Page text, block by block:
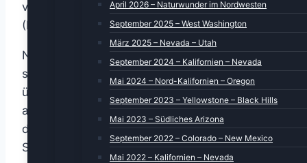
April 2026 – Naturwunder im Nordwesten
September 2025 – West Washington
März 2025 – Nevada – Utah
September 2024 – Kalifornien – Nevada
Mai 2024 – Nord-Kalifornien – Oregon
September 2023 – Yellowstone – Black Hills
Mai 2023 – Südliches Arizona
September 2022 – Colorado – New Mexico
Mai 2022 – Kalifornien – Nevada
vielleicht steht uns ja die eine oder andere
(Fluss-) Kreuzfahrt bevor.
Nächstes Tagesziel: Schwerin. Dort haben wir
schon einige Mal im Seehotel Frankenhorst
übernachtet. Das Hotel liegt ca. 4 km
ausserhalb von Schwerin am nördlichen Ende
des Ziegelsees, einem der Seen der
Schweriner Seenplatte.